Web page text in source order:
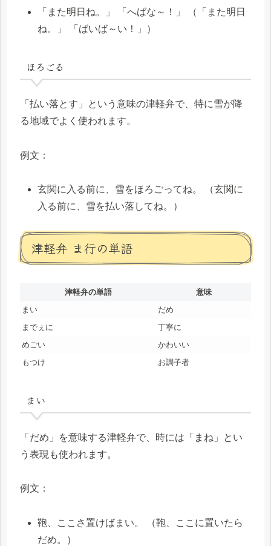
「また明日ね。」 「へばな～！」 （「また明日
ね。」 「ばいば～い！」）
ほろごる
「払い落とす」という意味の津軽弁で、特に雪が降
る地域でよく使われます。
例文：
玄関に入る前に、雪をほろごってね。 （玄関に
入る前に、雪を払い落してね。）
津軽弁 ま行の単語
津軽弁の単語
意味
まい
だめ
までぇに
丁寧に
めごい
かわいい
もつけ
お調子者
まい
「だめ」を意味する津軽弁で、時には「まね」とい
う表現も使われます。
例文：
鞄、ここさ置けばまい。 （鞄、ここに置いたら
だめ。）